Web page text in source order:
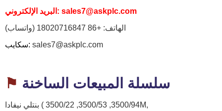
البريد الإلكتروني: sales7@askplc.com
الهاتف: +86 18020716847 (واتساب)
سكايب: sales7@askplc.com
⚑ سلسلة المبيعات الساخنة
بنتلي نيفادا ( 3500/94, 3500/53, 3500/22M,